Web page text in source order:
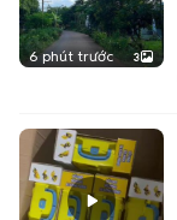
6 phút trước 3